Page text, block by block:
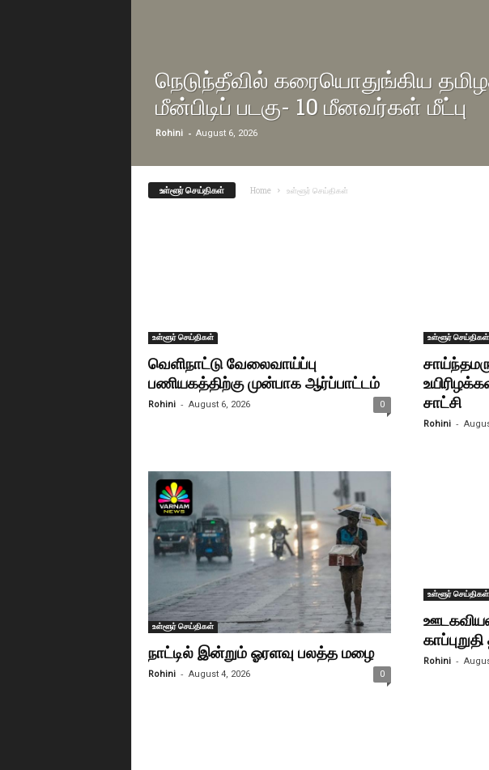
நெடுந்தீவில் கரையொதுங்கிய
மீன்பிடிப் படகு- 10 மீனவர்கள் மீட்பு
Rohini - August 6, 2026
உள்ளூர் செய்திகள் Home உள்ளூர் செய்திகள்
உள்ளூர் செய்திகள்
வெளிநாட்டு வேலைவாய்ப்பு
பணியகத்திற்கு முன்பாக ஆர்ப்பாட்டம்
Rohini - August 6, 2026 0
உள்ளூர் செய்திகள்
சாட்சி
Rohini -
உள்ளூர் செய்திகள்
நாட்டில் இன்றும் ஓரளவு பலத்த மழை
Rohini - August 4, 2026 0
உள்ளூர் செய்திகள்
Rohini -